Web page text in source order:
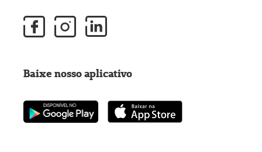
Baixe nosso aplicativo